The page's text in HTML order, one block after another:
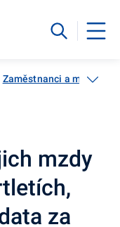
Zaměstnanci a mzdy
mzdy
za